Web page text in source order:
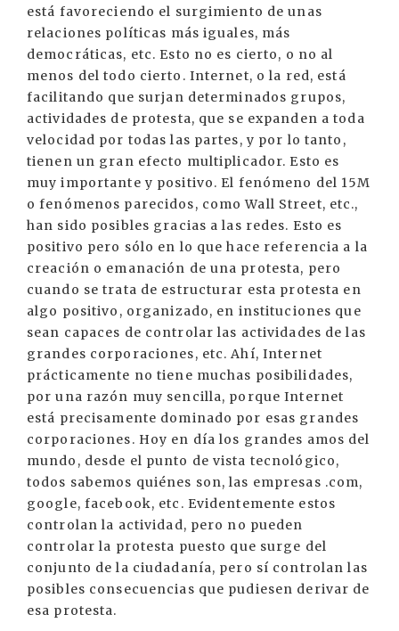
está favoreciendo el surgimiento de unas
relaciones políticas más iguales, más
democráticas, etc. Esto no es cierto, o no al
menos del todo cierto. Internet, o la red, está
facilitando que surjan determinados grupos,
actividades de protesta, que se expanden a toda
velocidad por todas las partes, y por lo tanto,
tienen un gran efecto multiplicador. Esto es
muy importante y positivo. El fenómeno del 15M
o fenómenos parecidos, como Wall Street, etc.,
han sido posibles gracias a las redes. Esto es
positivo pero sólo en lo que hace referencia a la
creación o emanación de una protesta, pero
cuando se trata de estructurar esta protesta en
algo positivo, organizado, en instituciones que
sean capaces de controlar las actividades de las
grandes corporaciones, etc. Ahí, Internet
prácticamente no tiene muchas posibilidades,
por una razón muy sencilla, porque Internet
está precisamente dominado por esas grandes
corporaciones. Hoy en día los grandes amos del
mundo, desde el punto de vista tecnológico,
todos sabemos quiénes son, las empresas .com,
google, facebook, etc. Evidentemente estos
controlan la actividad, pero no pueden
controlar la protesta puesto que surge del
conjunto de la ciudadanía, pero sí controlan las
posibles consecuencias que pudiesen derivar de
esa protesta.